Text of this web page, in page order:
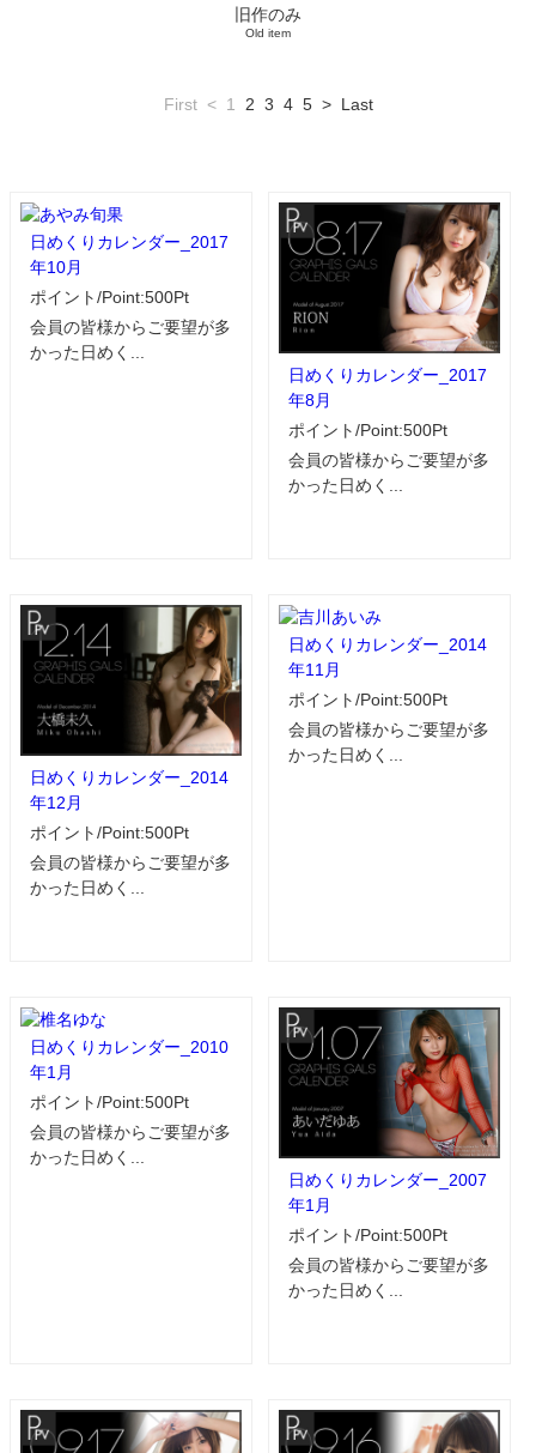
旧作のみ
Old item
First < 1 2 3 4 5 > Last
日めくりカレンダー_2017
年10月
ポイント/Point:500Pt
会員の皆様からご要望が多
かった日めく...
日めくりカレンダー_2017
年8月
ポイント/Point:500Pt
会員の皆様からご要望が多
かった日めく...
日めくりカレンダー_2014
年12月
ポイント/Point:500Pt
会員の皆様からご要望が多
かった日めく...
日めくりカレンダー_2014
年11月
ポイント/Point:500Pt
会員の皆様からご要望が多
かった日めく...
日めくりカレンダー_2010
年1月
ポイント/Point:500Pt
会員の皆様からご要望が多
かった日めく...
日めくりカレンダー_2007
年1月
ポイント/Point:500Pt
会員の皆様からご要望が多
かった日めく...